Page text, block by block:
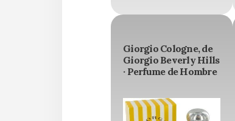
Giorgio Cologne, de
Giorgio Beverly Hills
· Perfume de Hombre